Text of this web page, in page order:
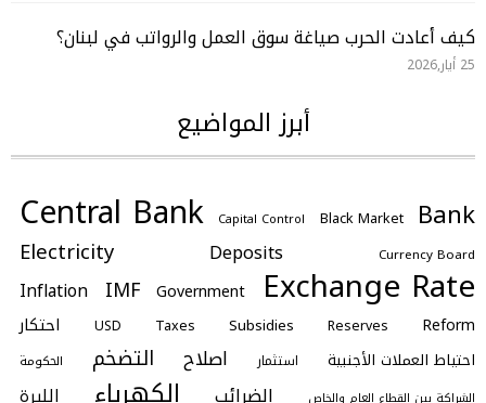
كيف أعادت الحرب صياغة سوق العمل والرواتب في لبنان؟
25 أيار,2026
أبرز المواضيع
Bank
Black Market
Capital Control
Central Bank
Currency Board
Deposits
Electricity
Exchange Rate
Government
IMF
Inflation
Reform
Reserves
Subsidies
Taxes
USD احتكار
احتياط العملات الأجنبية استثمار اصلاح التضخم
الحكومة
الشراكة بين القطاع العام والخاص
الضرائب الكهرباء الليرة